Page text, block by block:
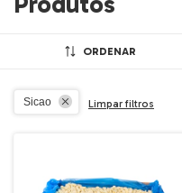
ORDENAR
Sicao Limpar filtros